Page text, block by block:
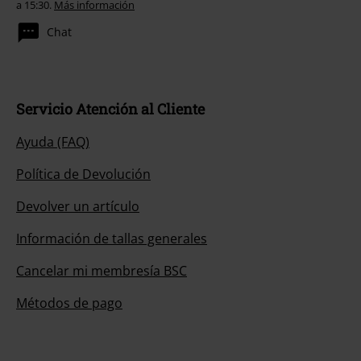
a 15:30. Más información
Chat
Servicio Atención al Cliente
Ayuda (FAQ)
Política de Devolución
Devolver un artículo
Información de tallas generales
Cancelar mi membresía BSC
Métodos de pago